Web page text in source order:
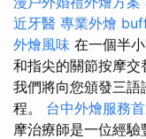
近牙醫 專業外燴
外燴風味 在一個半
和指尖的關節按摩交
我們將向您頒發三
程。 台中外燴服務
摩治療師是一位經